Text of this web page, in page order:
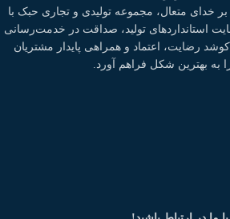
بر خدای متعال، مجموعه تولیدی و تجاری حبک با
استانداردهای تولید، صداقت در خدمت‌رسانی
رضایت، اعتماد و همراهی پایدار مشتریان
به بهترین شکل فراهم آورد.